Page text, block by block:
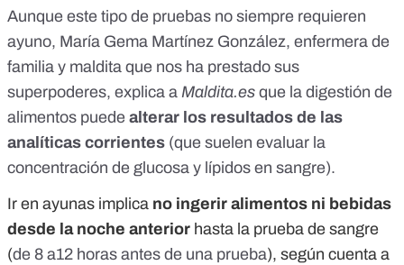
Aunque este tipo de pruebas no siempre requieren
ayuno, María Gema Martínez González, enfermera de
familia y maldita que nos ha prestado sus
superpoderes, explica a Maldita.es que la digestión de
alimentos puede alterar los resultados de las
analíticas corrientes (que suelen evaluar la
concentración de glucosa y lípidos en sangre).
Ir en ayunas implica no ingerir alimentos ni bebidas
desde la noche anterior hasta la prueba de sangre
(de 8 a12 horas antes de una prueba), según cuenta a